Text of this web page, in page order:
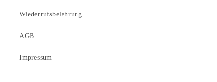
Wiederrufsbelehrung
AGB
Impressum